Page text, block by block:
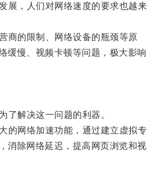
，人们对网络速度的要求也越来
的限制、网络设备的瓶颈等原
缓慢、视频卡顿等问题，极大影响
解决这一问题的利器。
网络加速功能，通过建立虚拟专
消除网络延迟，提高网页浏览和视